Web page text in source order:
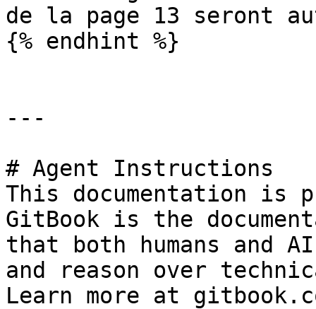
de la page 13 seront
{% endhint %}
---
# Agent Instructions
This documentation is
GitBook is the
that both humans and
and reason over
Learn more at